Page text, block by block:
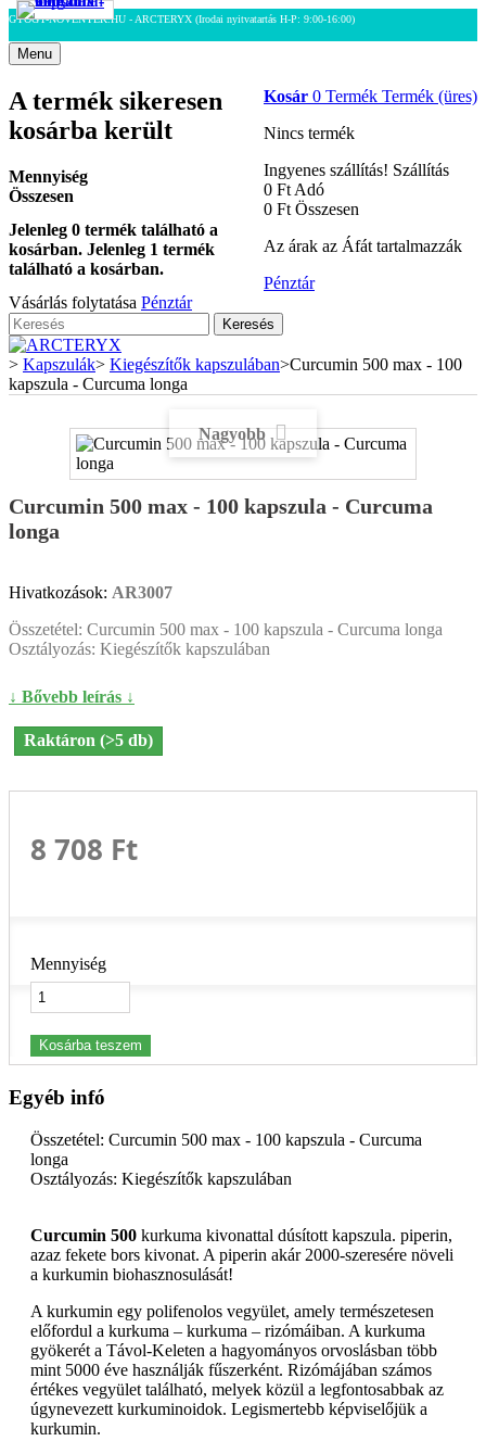
GYOGY-NOVENYEK.HU - ARCTERYX (Irodai nyitvatartás H-P: 9:00-16:00)
Menu
Kosár 0 Termék Termék (üres)
Nincs termék
Ingyenes szállítás! Szállítás
0 Ft‎ Adó
0 Ft‎ Összesen
Az árak az Áfát tartalmazzák
Pénztár
A termék sikeresen
kosárba került
Mennyiség
Összesen
Jelenleg 0 termék található a
kosárban. Jelenleg 1 termék
található a kosárban.
Vásárlás folytatása Pénztár
Keresés
> Kapszulák> Kiegészítők kapszulában>Curcumin 500 max - 100
kapszula - Curcuma longa
Nagyobb
Curcumin 500 max - 100 kapszula - Curcuma
longa
Hivatkozások: AR3007
Összetétel: Curcumin 500 max - 100 kapszula - Curcuma longa
Osztályozás: Kiegészítők kapszulában
↓ Bővebb leírás ↓
Raktáron (>5 db)
8 708 Ft‎
Mennyiség
Kosárba teszem
Egyéb infó
Összetétel: Curcumin 500 max - 100 kapszula - Curcuma
longa
Osztályozás: Kiegészítők kapszulában
Curcumin 500 kurkuma kivonattal dúsított kapszula. piperin,
azaz fekete bors kivonat. A piperin akár 2000-szeresére növeli
a kurkumin biohasznosulását!
A kurkumin egy polifenolos vegyület, amely természetesen
előfordul a kurkuma – kurkuma – rizómáiban. A kurkuma
gyökerét a Távol-Keleten a hagyományos orvoslásban több
mint 5000 éve használják fűszerként. Rizómájában számos
értékes vegyület található, melyek közül a legfontosabbak az
úgynevezett kurkuminoidok. Legismertebb képviselőjük a
kurkumin.